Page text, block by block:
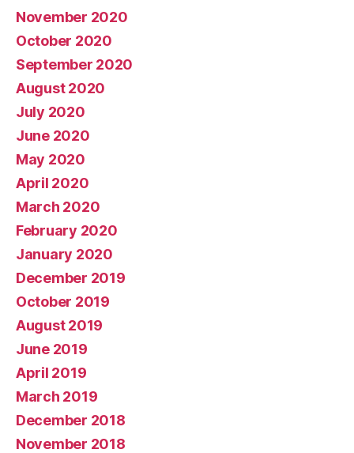
November 2020
October 2020
September 2020
August 2020
July 2020
June 2020
May 2020
April 2020
March 2020
February 2020
January 2020
December 2019
October 2019
August 2019
June 2019
April 2019
March 2019
December 2018
November 2018